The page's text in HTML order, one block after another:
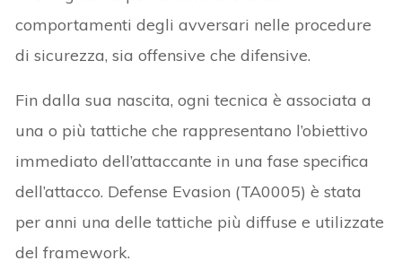
comportamenti degli avversari nelle procedure
di sicurezza, sia offensive che difensive.
Fin dalla sua nascita, ogni tecnica è associata a
una o più tattiche che rappresentano l’obiettivo
immediato dell’attaccante in una fase specifica
dell’attacco. Defense Evasion (TA0005) è stata
per anni una delle tattiche più diffuse e utilizzate
del framework.